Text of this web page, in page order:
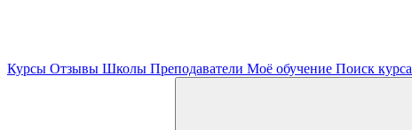
Курсы Отзывы Школы Преподаватели Моё обучение Поиск курса